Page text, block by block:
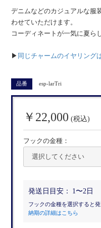
デニムなどのカジュアルな服
わせていただけます。
コーディネートが一気に夏ら
▶︎ 同じチャームのイヤリング
品番 esp-larTri
￥22,000 (税込)
フックの金種：
発送日目安： 1〜2日
フックの金種を選択すると
納期の詳細はこちら